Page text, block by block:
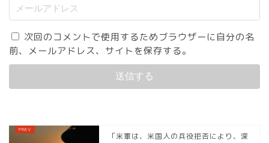
次回のコメントで使用するためブラウザーに自分の名
前、メールアドレス、サイトを保存する。
「米軍は、米国人の兵役拒否により、深